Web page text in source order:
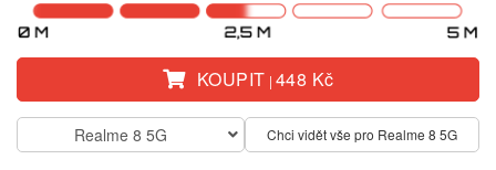
KOUPIT | 448 Kč
Realme 8 5G Chci vidět vše pro Realme 8 5G